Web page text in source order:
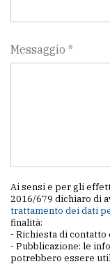
Messaggio *
Ai sensi e per gli
2016/679 dichiaro di
trattamento dei dati
finalità:
- Richiesta di
- Pubblicazione: le
potrebbero essere